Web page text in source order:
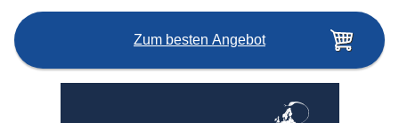
Zum besten Angebot